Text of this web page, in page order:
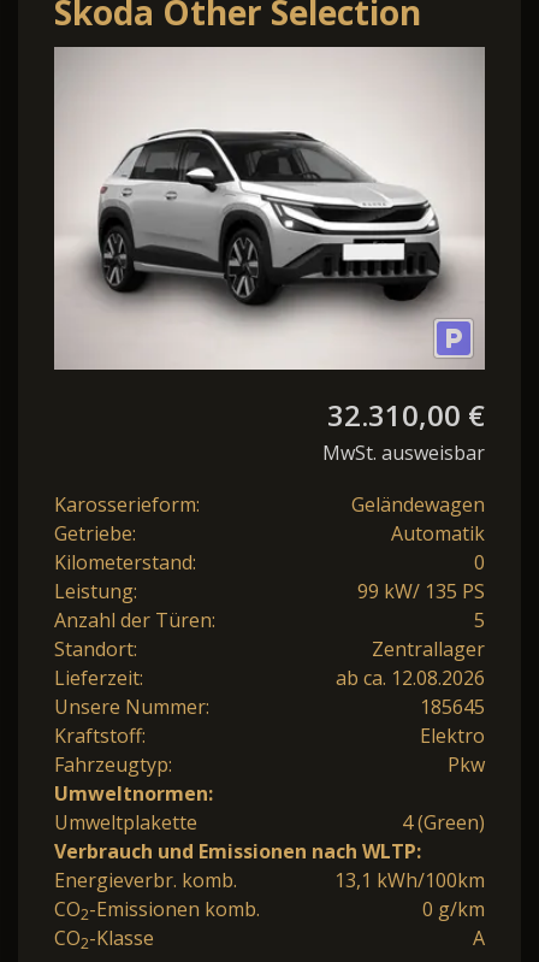
Skoda Other Selection
Selection 99kw
32.310,00 €
MwSt. ausweisbar
Karosserieform:
Geländewagen
Getriebe:
Automatik
Kilometerstand:
0
Leistung:
99 kW/ 135 PS
Anzahl der Türen:
5
Standort:
Zentrallager
Lieferzeit:
ab ca. 12.08.2026
Unsere Nummer:
185645
Kraftstoff:
Elektro
Fahrzeugtyp:
Pkw
Umweltnormen:
Umweltplakette
4 (Green)
Verbrauch und Emissionen nach WLTP:
Energieverbr. komb.
13,1 kWh/100km
CO2-Emissionen komb.
0 g/km
CO2-Klasse A